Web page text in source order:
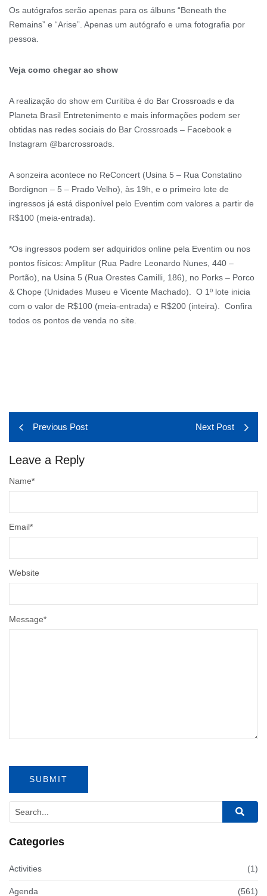
Os autógrafos serão apenas para os álbuns “Beneath the
Remains” e “Arise”. Apenas um autógrafo e uma fotografia por
pessoa.
Veja como chegar ao show
A realização do show em Curitiba é do Bar Crossroads e da
Planeta Brasil Entretenimento e mais informações podem ser
obtidas nas redes sociais do Bar Crossroads – Facebook e
Instagram @barcrossroads.
A sonzeira acontece no ReConcert (Usina 5 – Rua Constatino
Bordignon – 5 – Prado Velho), às 19h, e o primeiro lote de
ingressos já está disponível pelo Eventim com valores a partir de
R$100 (meia-entrada).
*Os ingressos podem ser adquiridos online pela Eventim ou nos
pontos físicos: Amplitur (Rua Padre Leonardo Nunes, 440 –
Portão), na Usina 5 (Rua Orestes Camilli, 186), no Porks – Porco
& Chope (Unidades Museu e Vicente Machado). O 1º lote inicia
com o valor de R$100 (meia-entrada) e R$200 (inteira). Confira
todos os pontos de venda no site.
Previous Post Next Post
Leave a Reply
Message*
Name*
Email*
Website
Categories
Activities (1)
Agenda (561)